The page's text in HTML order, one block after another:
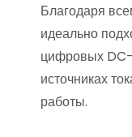
Благодаря
идеально
цифровых
источниках
работы.